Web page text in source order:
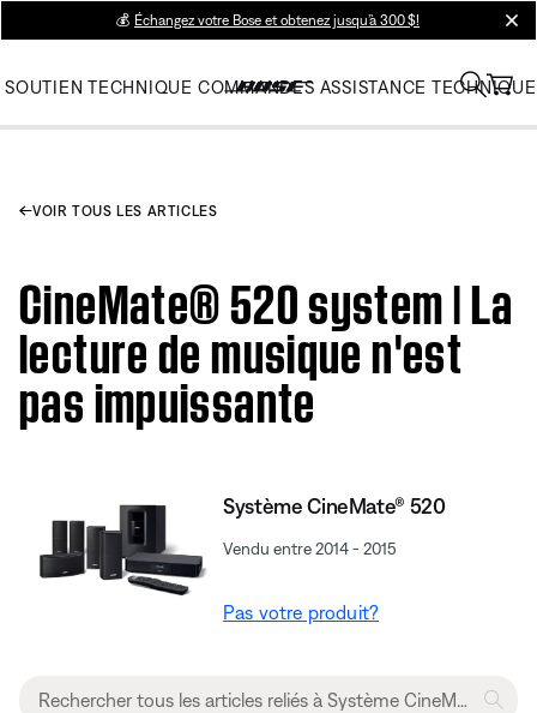
💰 Échangez votre Bose et obtenez jusqu’à 300 $!
SOUTIEN TECHNIQUE COMMANDES ASSISTANCE TECHNIQUE
VOIR TOUS LES ARTICLES
CineMate® 520 system | La
lecture de musique n'est
pas impuissante
Système CineMate® 520
Vendu entre 2014 - 2015
Pas votre produit?